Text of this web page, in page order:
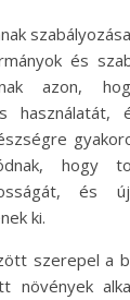
és
azon,
használatát,
hogy
és
ki.
szerepel a
növények